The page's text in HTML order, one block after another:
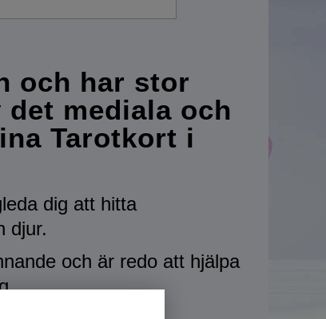
och har stor
mediala och
Tarotkort i
dig att hitta
djur.
och är redo att hjälpa